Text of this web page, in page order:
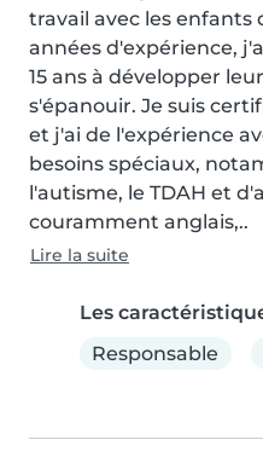
travail avec les enfants
années d'expérience,
15 ans à développer
s'épanouir. Je suis
et j'ai de l'expérience
besoins spéciaux,
l'autisme, le TDAH et
couramment anglais,..
Lire la suite
Les
Responsable